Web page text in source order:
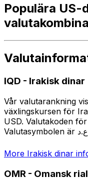
Populära US-
IQD - Irakisk dinar
Vår valutarankning
växlingskursen för
USD. Valutakoden
More Irakisk dinar
OMR - Omansk rial